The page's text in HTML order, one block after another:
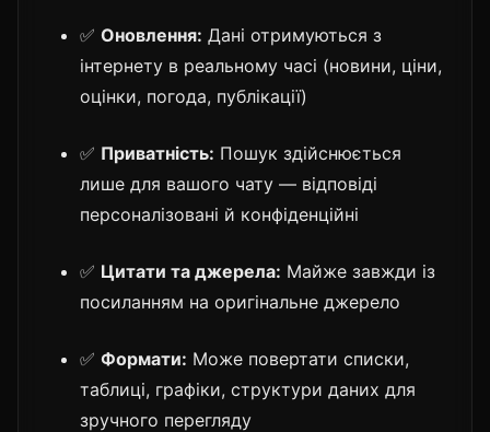
✅ Оновлення: Дані отримуються з
інтернету в реальному часі (новини, ціни,
оцінки, погода, публікації)
✅ Приватність: Пошук здійснюється
лише для вашого чату — відповіді
персоналізовані й конфіденційні
✅ Цитати та джерела: Майже завжди із
посиланням на оригінальне джерело
✅ Формати: Може повертати списки,
таблиці, графіки, структури даних для
зручного перегляду